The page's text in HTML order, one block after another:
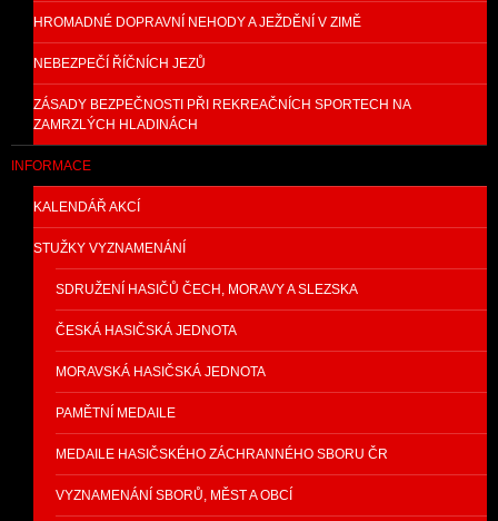
HROMADNÉ DOPRAVNÍ NEHODY A JEŽDĚNÍ V ZIMĚ
NEBEZPEČÍ ŘÍČNÍCH JEZŮ
ZÁSADY BEZPEČNOSTI PŘI REKREAČNÍCH SPORTECH NA
ZAMRZLÝCH HLADINÁCH
INFORMACE
KALENDÁŘ AKCÍ
STUŽKY VYZNAMENÁNÍ
SDRUŽENÍ HASIČŮ ČECH, MORAVY A SLEZSKA
ČESKÁ HASIČSKÁ JEDNOTA
MORAVSKÁ HASIČSKÁ JEDNOTA
PAMĚTNÍ MEDAILE
MEDAILE HASIČSKÉHO ZÁCHRANNÉHO SBORU ČR
VYZNAMENÁNÍ SBORŮ, MĚST A OBCÍ